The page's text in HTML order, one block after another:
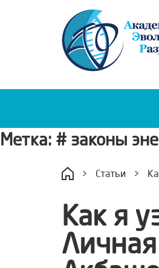
Метка: # законы
> Статьи >
Как я
Личная